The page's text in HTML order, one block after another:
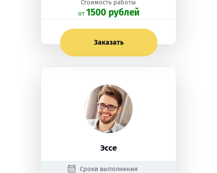
Стоимость работы
oт 1500 рублей
Заказать
Эссе
Сроки выполнения